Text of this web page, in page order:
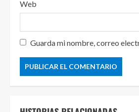
Web
Guarda mi nombre, correo